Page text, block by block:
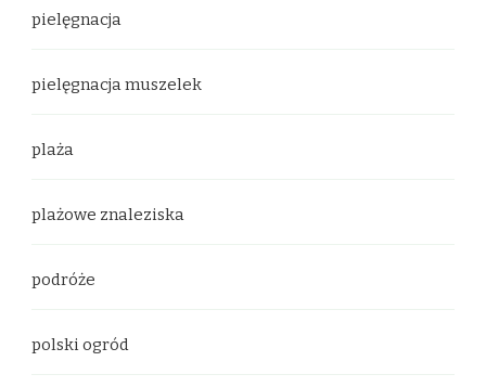
pielęgnacja
pielęgnacja muszelek
plaża
plażowe znaleziska
podróże
polski ogród